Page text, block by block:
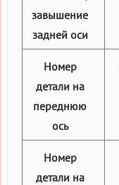
завышение
задней оси
Номер
детали на
переднюю
ось
Номер
детали на